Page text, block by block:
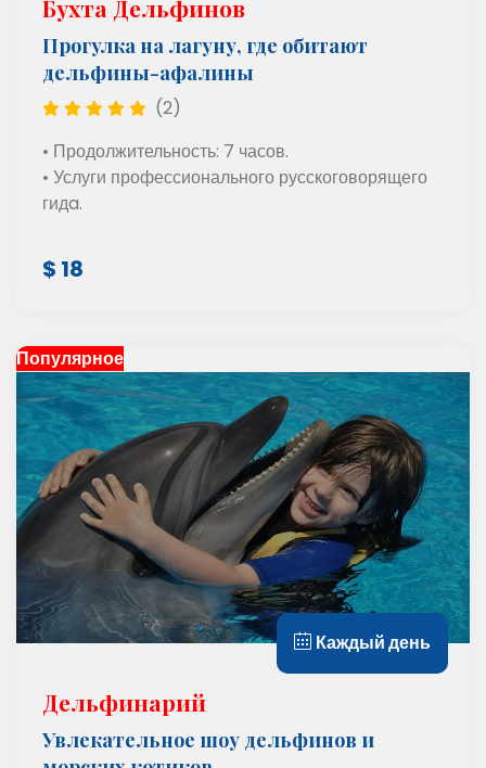
Бухта Дельфинов
Прогулка на лагуну, где обитают
дельфины-афалины
(2)
• Продолжительность: 7 часов.
• Услуги профессионального русскоговорящего
гидa.
$ 18
Популярное
Каждый день
Дельфинарий
Увлекательное шоу дельфинов и